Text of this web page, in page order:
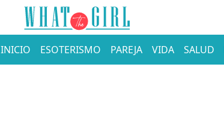
INICIO ESOTERISMO PAREJA VIDA SALUD